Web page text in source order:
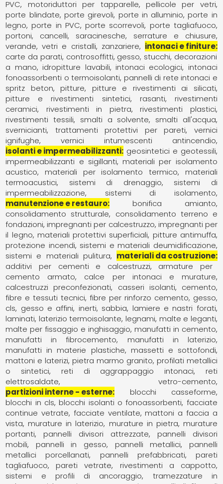
PVC
motoriduttori per tapparelle
pellicole per vetri
porte blindate porte girevoli porte in alluminio porte in
legno porte in PVC porte scorrevoli porte tagliafuoco
portoni, cancelli, saracinesche
serrature e chiusure
verande vetri e cristalli zanzariere
intonaci e finiture
carte da parati controsoffitti gesso, stucchi, decorazioni
a mano idropitture lavabili intonaci ecologici intonaci
fonoassorbenti o termoisolanti pannelli di rete intonaci e
spritz beton
pitture
pitture e rivestimenti ai silicati
pitture e rivestimenti sintetici
rasanti
rivestimenti
ceramici
rivestimenti in pietra
rivestimenti plastici
rivestimenti tessili
smalti a solvente
smalti all'acqua
svernicianti
trattamenti protettivi per pareti
vernici
ignifughe
vernici intumescenti antincendio
isolanti e impermeabilizzanti geosintetici e geotessili
impermeabilizzanti e sigillanti materiali per isolamento
acustico
materiali per isolamento termico
materiali
termoacustici
sistemi di drenaggio
sistemi di
impermeabilizzazione
sistemi di isolamento
manutenzione e restauro
bonifica amianto
consolidamento strutturale
consolidamento terreno e
fondazioni impregnanti per calcestruzzo impregnanti per
il legno materiali protettivi superficiali pitture antimuffa
protezione incendi sistemi e materiali deumidificazione
sistemi e materiali pulitura
materiali da costruzione
additivi per cementi e calcestruzzi
armature per
cemento armato
calce per intonaci e murature
calcestruzzi preconfezionati
casseri isolanti
cemento
fibre e tessuti tecnici fibre per rinforzo cemento, gesso,
cls gesso e affini inerti, sabbia lamiere e nastri forati
laminati laterizio termoisolante legnami malte e leganti
malte per fissaggio e inghisaggio manufatti in cemento
manufatti in fibrocemento
manufatti in laterizio
manufatti in materie plastiche
massetti e sottofondi
mattoni e laterizi pietra marmo granito profilati metallici
o sintetici
reti di aggrappaggio intonaci
reti
elettrosaldate
vetro-cemento
partizioni interne - esterne
blocchi casseforme
blocchi in cls blocchi isolanti o fonoassorbenti facciate
continue vetrate facciate ventilate mattoni a faccia a
vista murature in laterizio murature in pietra murature
portanti
pannelli divisori attrezzate
pannelli divisori
mobili
pannelli in gesso pannelli metallici
pannelli
metallici porcellanati
pannelli prefabbricati
pareti
tagliafuoco
pareti vetrate
rivestimenti a cappotto
sistemi e profili di ancoraggio
tramezzature in